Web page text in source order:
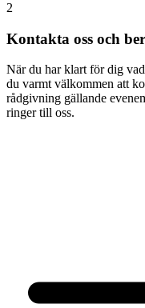
2
Kontakta oss och
När du har klart för dig
du varmt välkommen att
rådgivning gällande
ringer till oss.